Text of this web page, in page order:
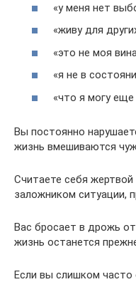
«у меня нет
«живу для
«это не моя
«я не в
«что я могу
Вы постоянно
жизнь вмешиваются
Считаете себя
заложником ситуации,
Вас бросает в дрожь
жизнь останется
Если вы слишком часто